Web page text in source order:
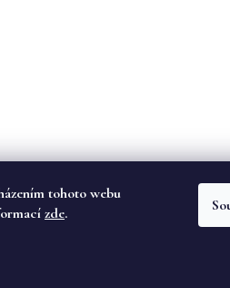
tohoto webu
zde.